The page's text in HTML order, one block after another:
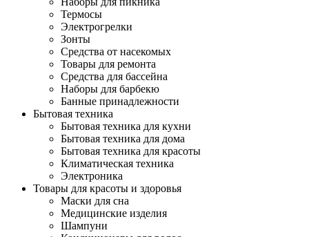
Термосы
Электрогрелки
Зонты
Средства от насекомых
Товары для ремонта
Средства для бассейна
Наборы для барбекю
Банные принадлежности
Бытовая техника
Бытовая техника для кухни
Бытовая техника для дома
Бытовая техника для красоты
Климатическая техника
Электроника
Товары для красоты и здоровья
Маски для сна
Медицинские изделия
Шампуни